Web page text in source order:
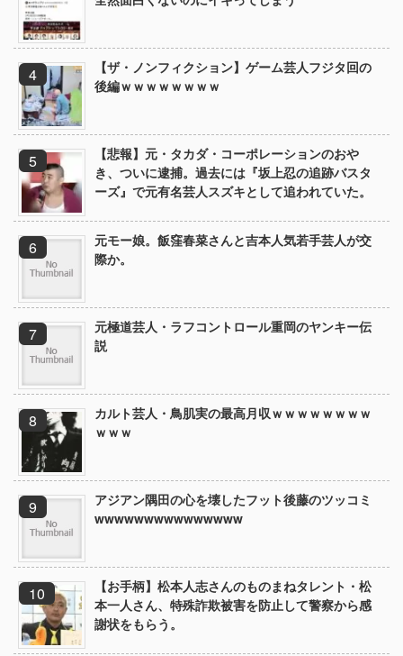
【ザ・ノンフィクション】ゲーム芸人フジタ回の
後編ｗｗｗｗｗｗｗｗ
【悲報】元・タカダ・コーポレーションのおや
き、ついに逮捕。過去には『坂上忍の追跡バスタ
ーズ』で元有名芸人スズキとして追われていた。
元モー娘。飯窪春菜さんと吉本人気若手芸人が交
際か。
元極道芸人・ラフコントロール重岡のヤンキー伝
説
カルト芸人・鳥肌実の最高月収ｗｗｗｗｗｗｗｗ
ｗｗｗ
アジアン隅田の心を壊したフット後藤のツッコミ
wwwwwwwwwwwwwww
【お手柄】松本人志さんのものまねタレント・松
本一人さん、特殊詐欺被害を防止して警察から感
謝状をもらう。